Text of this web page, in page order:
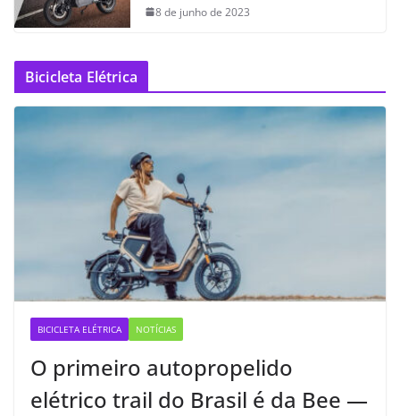
8 de junho de 2023
Bicicleta Elétrica
BICICLETA ELÉTRICA NOTÍCIAS
O primeiro autopropelido
elétrico trail do Brasil é da Bee —